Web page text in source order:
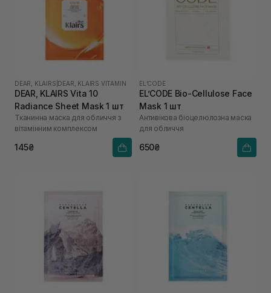
DEAR, KLAIRS DEAR, KLAIRS VITAMIN
DEAR, KLAIRS Vita 10
Radiance Sheet Mask 1 шт
Тканинна маска для обличчя з
вітамінним комплексом
145₴
EL’CODE
EL’CODE Bio-Cellulose Face
Mask 1 шт
Антивікова біоцелюлозна маска
для обличчя
650₴